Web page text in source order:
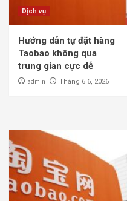
Dịch vụ
Hướng dẫn tự đặt hàng
Taobao không qua
trung gian cực dễ
admin Tháng 6 6, 2026